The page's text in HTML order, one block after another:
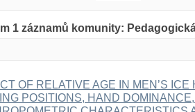
1 záznamů komunity:
OF RELATIVE AGE IN MEN’S
POSITIONS, HAND